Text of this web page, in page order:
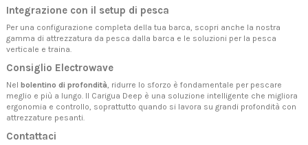
Integrazione con il setup di pesca
Per una configurazione completa della tua barca, scopri anche la nostra
gamma di attrezzatura da pesca dalla barca e le soluzioni per la pesca
verticale e traina.
Consiglio Electrowave
Nel bolentino di profondità, ridurre lo sforzo è fondamentale per pescare
meglio e più a lungo. Il Carigua Deep è una soluzione intelligente che migliora
ergonomia e controllo, soprattutto quando si lavora su grandi profondità con
attrezzature pesanti.
Contattaci